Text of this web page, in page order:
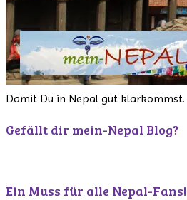
Damit Du in Nepal gut klarkommst.
Gefällt dir mein-Nepal Blog?
Ein Muss für alle Nepal-Fans!